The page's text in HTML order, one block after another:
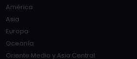
América
Asia
Europa
Oceanía
Oriente Medio y Asia Central